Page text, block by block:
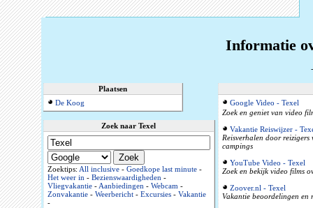
Informatie
Plaatsen
De Koog
Zoek naar Texel
Zoektips: All inclusive- Goedkope last minute-
Het weer in- Bezienswaardigheden-
Vliegvakantie-Aanbiedingen- Webcam-
Zonvakantie- Weerbericht- Excursies- Vakantie
-
Google Video - Texel
Zoek en geniet van video
Vakantie Reiswijzer -
Reisverhalen door reizigers
campings
YouTube Video - Texel
Zoek en bekijk video films
Zoover.nl - Texel
Vakantie beoordelingen en